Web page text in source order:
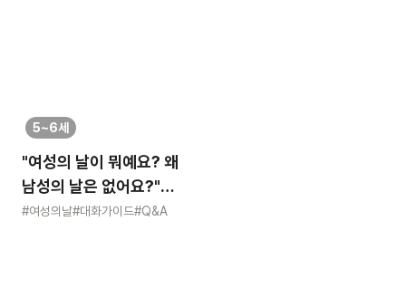
5~6세
"여성의 날이 뭐예요? 왜
남성의 날은 없어요?"
묻는 어린이에게 이렇게
#여성의날#대화가이드#Q&A